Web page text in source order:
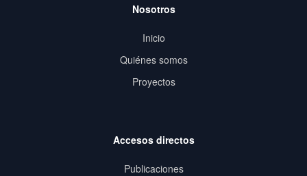
Nosotros
Inicio
Quiénes somos
Proyectos
Accesos directos
Publicaciones